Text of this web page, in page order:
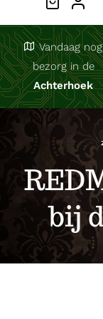
Welkom
Computerhulp
Werkplaats
Helpdesk
Servicepunten
Vandaag nog
bezorg in de
Achterhoek
bij